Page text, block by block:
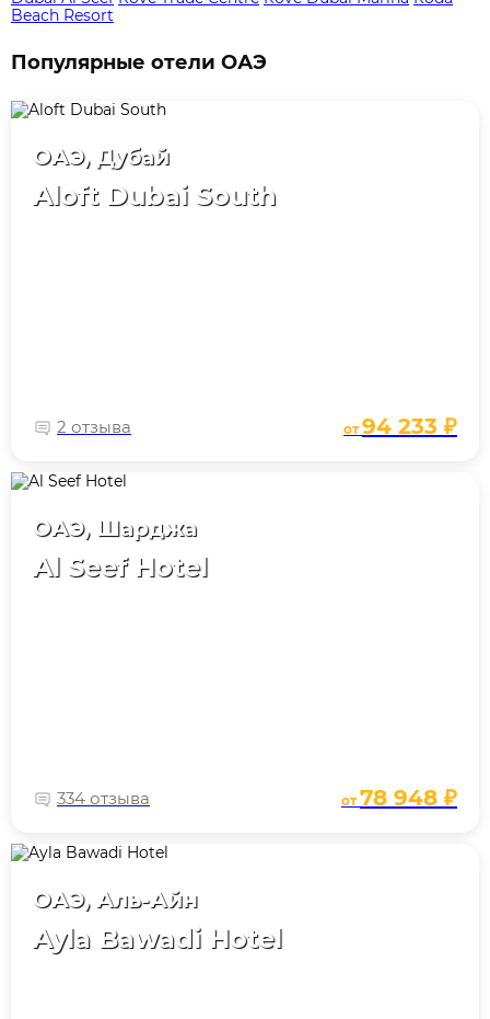
Beach Resort
Популярные отели ОАЭ
ОАЭ, Дубай
Aloft Dubai South
2 отзыва от94 233 ₽
ОАЭ, Шарджа
Al Seef Hotel
334 отзыва от78 948 ₽
ОАЭ, Аль-Айн
Ayla Bawadi Hotel